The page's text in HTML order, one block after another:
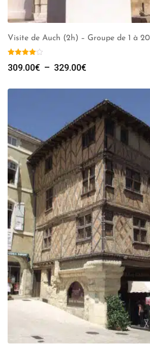
Visite de Auch (2h) – Groupe de 1 à
309.00€ – 329.00€
prix :
309.00€
à
329.00€